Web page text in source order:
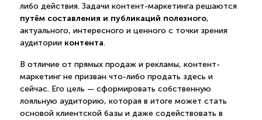
либо действия. Задачи контент-маркетинга решаются
путём составления и публикаций полезного,
актуального, интересного и ценного с точки зрения
аудитории контента.
В отличие от прямых продаж и рекламы, контент-
маркетинг не призван что-либо продать здесь и
сейчас. Его цель — сформировать собственную
лояльную аудиторию, которая в итоге может стать
основой клиентской базы и даже содействовать в